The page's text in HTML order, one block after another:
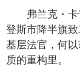
弗兰克・
登斯市降半旗
基层法官，何
质的重构里。